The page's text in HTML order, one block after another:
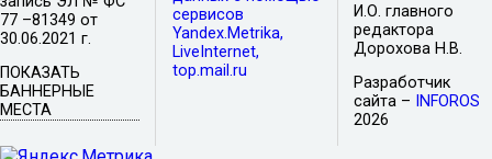
77 –81349 от
30.06.2021 г.
ПОКАЗАТЬ
БАННЕРНЫЕ
МЕСТА
сервисов
Yandex.Metrika,
LiveInternet,
top.mail.ru
И.О. главного
редактора
Дорохова Н.В.
Разработчик
сайта –
INFOROS
2026